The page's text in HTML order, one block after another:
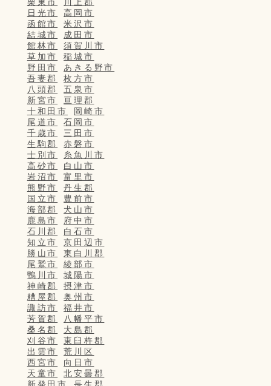
栗東市
川上郡
日光市
高岡市
函館市
米沢市
結城市
成田市
館林市
須賀川市
草加市
稲城市
野田市
あきる野市
吾妻郡
枚方市
八頭郡
五泉市
新宮市
亘理郡
十和田市
岡崎市
尾道市
石岡市
千歳市
三田市
生駒郡
赤磐市
士別市
糸魚川市
高砂市
白山市
岩沼市
富里市
熊野市
丹生郡
国立市
豊前市
海部郡
犬山市
鹿島市
府中市
石川郡
白石市
知立市
京田辺市
勝山市
東白川郡
尾鷲市
綾部市
鴨川市
城陽市
神崎郡
摂津市
糟屋郡
奥州市
諏訪市
福井市
芳賀郡
八幡平市
桑名郡
大島郡
刈谷市
東臼杵郡
出雲市
荒川区
西宮市
向日市
天童市
北安曇郡